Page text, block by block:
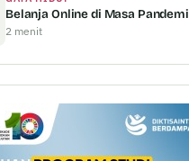
Belanja Online di Masa Pandemi
2 menit